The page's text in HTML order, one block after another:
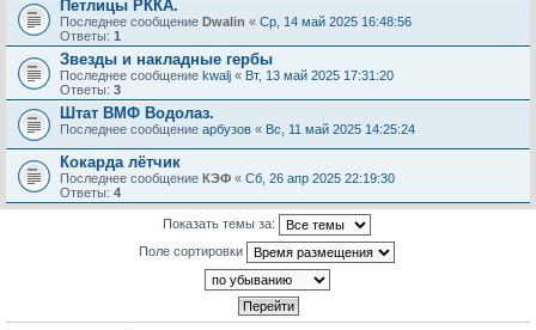
Петлицы РККА.
Последнее сообщение Dwalin « Ср, 14 май 2025 16:48:56
Ответы: 1
Звезды и накладные гербы
Последнее сообщение kwalj « Вт, 13 май 2025 17:31:20
Ответы: 3
Штат ВМФ Водолаз.
Последнее сообщение арбузов « Вс, 11 май 2025 14:25:24
Кокарда лётчик
Последнее сообщение КЭФ « Сб, 26 апр 2025 22:19:30
Ответы: 4
Показать темы за:
Поле сортировки